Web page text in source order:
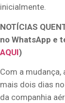
inicialmente.
NOTÍCIAS
no WhatsApp e
AQUI)
Com a
mais dois dias
da companhia